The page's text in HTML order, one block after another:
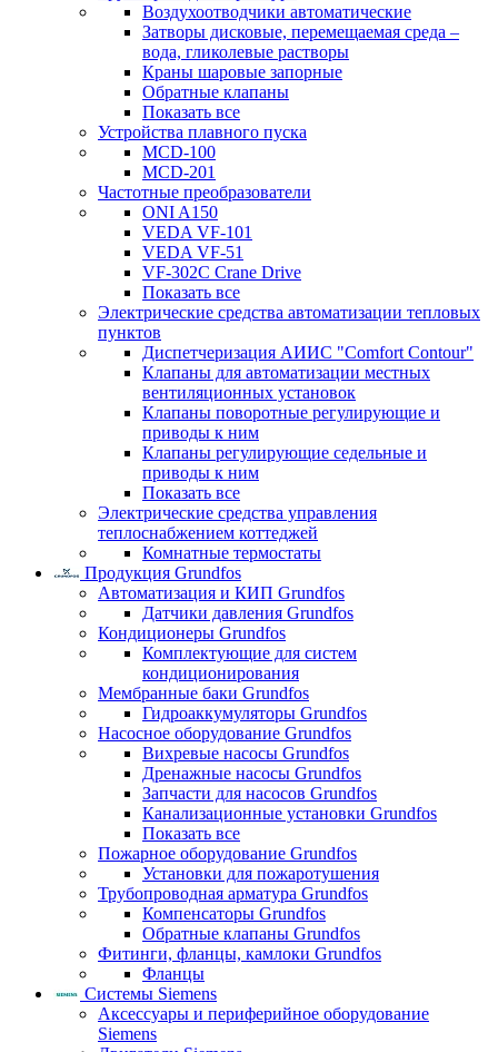
Воздухоотводчики автоматические
Затворы дисковые, перемещаемая среда –
вода, гликолевые растворы
Краны шаровые запорные
Обратные клапаны
Показать все
Устройства плавного пуска
MCD-100
MCD-201
Частотные преобразователи
ONI A150
VEDA VF-101
VEDA VF-51
VF-302C Crane Drive
Показать все
Электрические средства автоматизации тепловых
пунктов
Диспетчеризация АИИС "Comfort Contour"
Клапаны для автоматизации местных
вентиляционных установок
Клапаны поворотные регулирующие и
приводы к ним
Клапаны регулирующие седельные и
приводы к ним
Показать все
Электрические средства управления
теплоснабжением коттеджей
Комнатные термостаты
Продукция Grundfos
Автоматизация и КИП Grundfos
Датчики давления Grundfos
Кондиционеры Grundfos
Комплектующие для систем
кондиционирования
Мембранные баки Grundfos
Гидроаккумуляторы Grundfos
Насосное оборудование Grundfos
Вихревые насосы Grundfos
Дренажные насосы Grundfos
Запчасти для насосов Grundfos
Канализационные установки Grundfos
Показать все
Пожарное оборудование Grundfos
Установки для пожаротушения
Трубопроводная арматура Grundfos
Компенсаторы Grundfos
Обратные клапаны Grundfos
Фитинги, фланцы, камлоки Grundfos
Фланцы
Системы Siemens
Аксессуары и периферийное оборудование
Siemens